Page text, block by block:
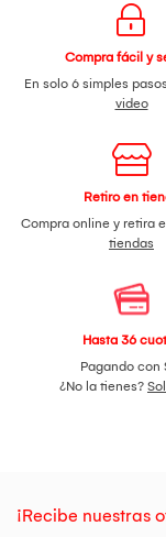
Compra fácil y
En solo 6 simples
video
Retiro en
Compra online y retira
tiendas
Hasta 36
Pagando con
¿No la tienes?
¡Recibe nuestras